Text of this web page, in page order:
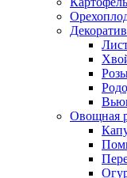
Овощная